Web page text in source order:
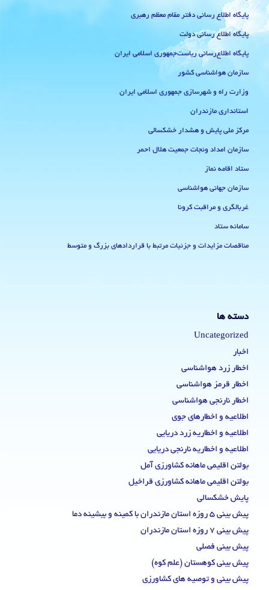
پایگاه اطلاع رسانی دفتر مقام معظم رهبری
پایگاه اطلاع رسانی دولت
پایگاه اطلاع‌رسانی ریاست‌جمهوری اسلامی ایران
سازمان هواشناسی کشور
وزارت راه و شهرسازی جمهوری اسلامی ایران
استانداری مازندران
مرکز ملی پایش و هشدار خشکسالی
سازمان امداد ونجات جمعیت هلال احمر
ستاد اقامه نماز
سازمان جهانی هواشناسی
غربالگری و مراقبت کرونا
سامانه ستاد
مناقصات مزایدات و جزئیات مرتبط با قراردادهای بزرگ و متوسط
دسته ها
Uncategorized
اخبار
اخطار زرد هواشناسی
اخطار قرمز هواشناسی
اخطار نارنجی هواشناسی
اطلاعیه و اخطارهای جوی
اطلاعیه و اخطاریه زرد دریایی
اطلاعیه و اخطاریه نارنجی دریایی
بولتن اقلیمی ماهانه کشاورزی آمل
بولتن اقلیمی ماهانه کشاورزی قراخیل
پایش خشکسالی
پیش بینی 5 روزه استان مازندران با کمینه و بیشینه دما
پیش بینی 7 روزه استان مازندران
پیش بینی فصلی
پیش بینی کوهستان (علم کوه)
پیش بینی و توصیه های کشاورزی